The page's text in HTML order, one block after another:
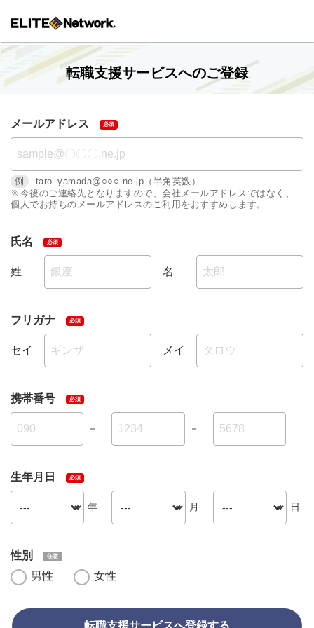
転職支援サービスへのご登録
メールアドレス
例
taro_yamada@○○○.ne.jp（半角英数）
※今後のご連絡先となりますので、会社メールアドレスではなく、
個人でお持ちのメールアドレスのご利用をおすすめします。
氏名
姓 名
フリガナ
セイ メイ
携帯番号
－ －
生年月日
年 月 日
性別
男性
女性
転職支援サービスへ登録する